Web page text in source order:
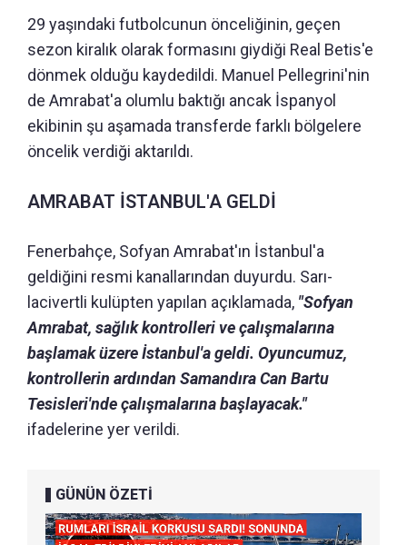
29 yaşındaki futbolcunun önceliğinin, geçen
sezon kiralık olarak formasını giydiği Real Betis'e
dönmek olduğu kaydedildi. Manuel Pellegrini'nin
de Amrabat'a olumlu baktığı ancak İspanyol
ekibinin şu aşamada transferde farklı bölgelere
öncelik verdiği aktarıldı.
AMRABAT İSTANBUL'A GELDİ
Fenerbahçe, Sofyan Amrabat'ın İstanbul'a
geldiğini resmi kanallarından duyurdu. Sarı-
lacivertli kulüpten yapılan açıklamada, "Sofyan
Amrabat, sağlık kontrolleri ve çalışmalarına
başlamak üzere İstanbul'a geldi. Oyuncumuz,
kontrollerin ardından Samandıra Can Bartu
Tesisleri'nde çalışmalarına başlayacak."
ifadelerine yer verildi.
GÜNÜN ÖZETİ